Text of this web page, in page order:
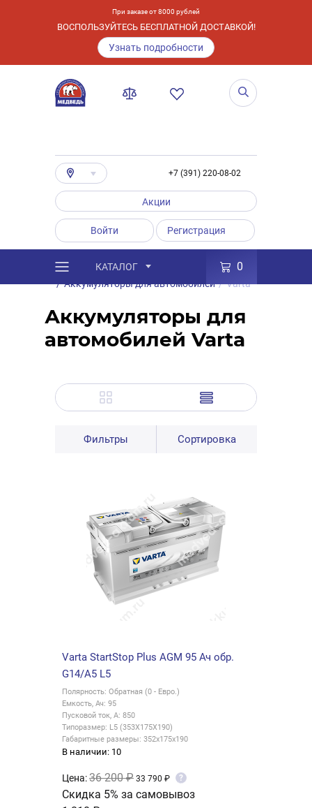
При заказе от 8000 рублей
ВОСПОЛЬЗУЙТЕСЬ БЕСПЛАТНОЙ ДОСТАВКОЙ!
Узнать подробности
+7 (391) 220-08-02
Акции
Войти Регистрация
КАТАЛОГ 0
Каталог / Товары
Аккумуляторы
/ Аккумуляторы для автомобилей / Varta
Аккумуляторы для
автомобилей Varta
Фильтры Сортировка
Varta StartStop Plus AGM 95 Ач обр.
G14/A5 L5
Полярность: Обратная (0 - Евро.)
Емкость, Ач: 95
Пусковой ток, А: 850
Типоразмер: L5 (353X175X190)
Габаритные размеры: 352х175х190
В наличии: 10
Цена:36 200 ₽ 33 790 ₽ ?
Скидка 5% за самовывоз